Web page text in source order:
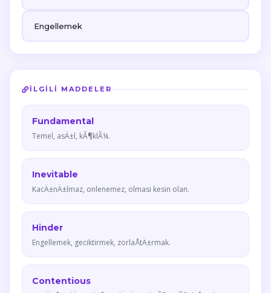
Engellemek
İLGILI MADDELER
Fundamental
Temel, asÄ±l, kÃ¶klÃ¼.
Inevitable
KacÄ±nÄ±lmaz, onlenemez, olmasi kesin olan.
Hinder
Engellemek, geciktirmek, zorlaÅtÄ±rmak.
Contentious